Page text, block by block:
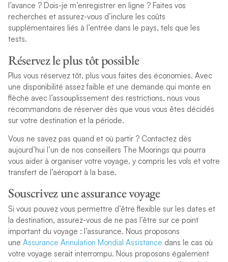
l’avance ? Dois-je m’enregistrer en ligne ? Faites vos
recherches et assurez-vous d’inclure les coûts
supplémentaires liés à l’entrée dans le pays, tels que les
tests.
Réservez le plus tôt possible
Plus vous réservez tôt, plus vous faites des économies. Avec
une disponibilité assez faible et une demande qui monte en
flèche avec l’assouplissement des restrictions, nous vous
recommandons de réserver dès que vous vous êtes décidés
sur votre destination et la période.
Vous ne savez pas quand et où partir ? Contactez dès
aujourd’hui l’un de nos conseillers The Moorings qui pourra
vous aider à organiser votre voyage, y compris les vols et votre
transfert de l’aéroport à la base.
Souscrivez une assurance voyage
Si vous pouvez vous permettre d’être flexible sur les dates et
la destination, assurez-vous de ne pas l’être sur ce point
important du voyage : l’assurance. Nous proposons
une Assurance Annulation Mondial Assistance dans le cas où
votre voyage serait interrompu. Nous proposons également